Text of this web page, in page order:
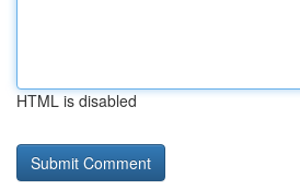
HTML is disabled